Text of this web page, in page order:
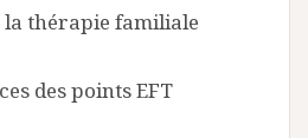
la thérapie familiale
des points EFT